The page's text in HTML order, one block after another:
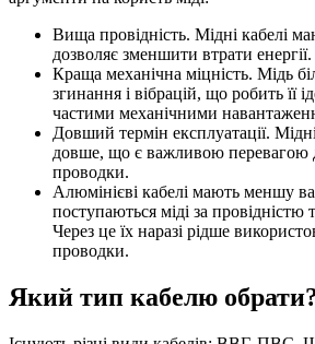
Вища провідність. Мідні кабелі
дозволяє зменшити втрати енергії.
Краща механічна міцність. Мідь
згинання і вібрацій, що робить її
частими механічними
Довший термін експлуатації.
довше, що є важливою перевагою
проводки.
Алюмінієві кабелі мають меншу
поступаються міді за провідністю
Через це їх наразі рідше
проводки.
Який тип кабелю